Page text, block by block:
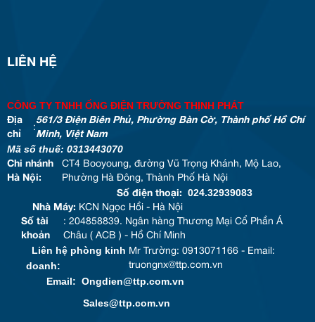
LIÊN HỆ
CÔNG TY TNHH ỐNG ĐIỆN TRƯỜNG THỊNH PHÁT
Địa
chỉ
:
561/3 Điện Biên Phủ, Phường Bàn Cờ, Thành phố Hồ Chí
Minh, Việt Nam
Mã số thuế: 0313443070
Chi nhánh
Hà Nội:
CT4 Booyoung, đường Vũ Trọng Khánh, Mộ Lao,
Phường Hà Đông, Thành Phố Hà Nội
Số điện thoại:
024.32939083
Nhà Máy: KCN Ngọc Hồi - Hà Nội
Số tài
khoản
: 204858839. Ngân hàng Thương Mại Cổ Phần Á
Châu ( ACB ) - Hồ Chí Minh
Liên hệ phòng kinh
doanh:
Mr Trường: 0913071166 - Email:
truongnx@ttp.com.vn
Email: Ongdien@ttp.com.vn
Sales@ttp.com.vn